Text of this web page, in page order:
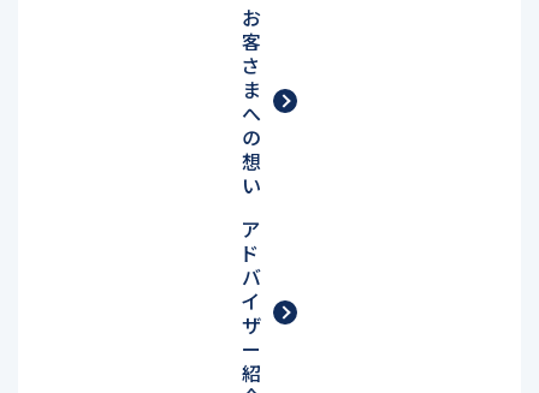
お
客
さ
ま
へ
の
想
い
ア
ド
バ
イ
ザ
ー
紹